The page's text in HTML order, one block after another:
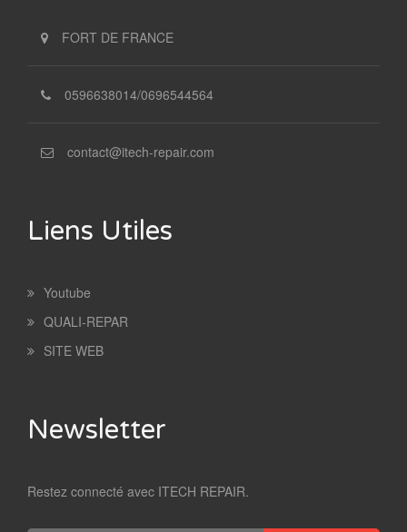
FORT DE FRANCE
0596638014/0696544564
contact@itech-repair.com
Liens Utiles
Youtube
QUALI-REPAR
SITE WEB
Newsletter
Restez connecté avec ITECH REPAIR.